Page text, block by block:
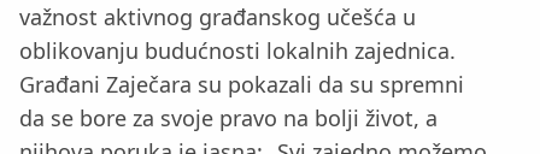
važnost aktivnog građanskog učešća u
oblikovanju budućnosti lokalnih zajednica.
Građani Zaječara su pokazali da su spremni
da se bore za svoje pravo na bolji život, a